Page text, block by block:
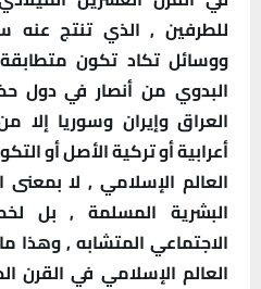
للطرفين , الذي تنتج عنه
ووسائل تكاد تكون
البدوي من أنصار في دول
العراق وإيران وسوريا
أعرابية أو تركية الأصل أو
العالم الإسلامي , لا
البشرية المسلمة , بل
الاجتماعي المتشابه ,
العالم الإسلامي في القرن